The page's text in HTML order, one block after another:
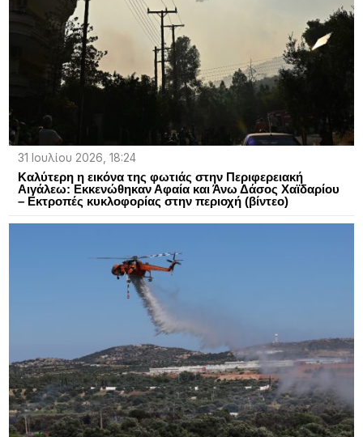
31 Ιουλίου 2026, 18:24
Καλύτερη η εικόνα της φωτιάς στην Περιφερειακή
Αιγάλεω: Εκκενώθηκαν Αφαία και Άνω Δάσος Χαϊδαρίου
– Εκτροπές κυκλοφορίας στην περιοχή (βίντεο)